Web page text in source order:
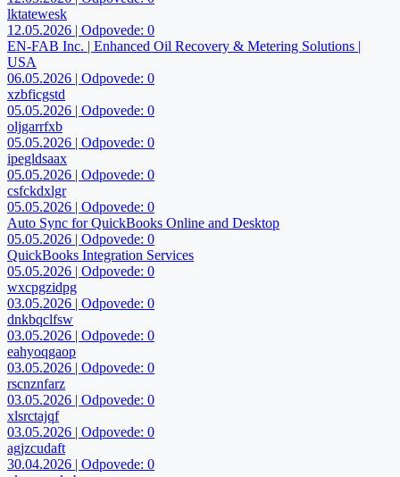
lktatewesk
12.05.2026 | Odpovede: 0
EN-FAB Inc. | Enhanced Oil Recovery & Metering Solutions |
USA
06.05.2026 | Odpovede: 0
xzbficgstd
05.05.2026 | Odpovede: 0
oljgarrfxb
05.05.2026 | Odpovede: 0
ipegldsaax
05.05.2026 | Odpovede: 0
csfckdxlgr
05.05.2026 | Odpovede: 0
Auto Sync for QuickBooks Online and Desktop
05.05.2026 | Odpovede: 0
QuickBooks Integration Services
05.05.2026 | Odpovede: 0
wxcpgzidpg
03.05.2026 | Odpovede: 0
dnkbqclfsw
03.05.2026 | Odpovede: 0
eahyoqgaop
03.05.2026 | Odpovede: 0
rscnznfarz
03.05.2026 | Odpovede: 0
xlsrctajqf
03.05.2026 | Odpovede: 0
agjzcudaft
30.04.2026 | Odpovede: 0